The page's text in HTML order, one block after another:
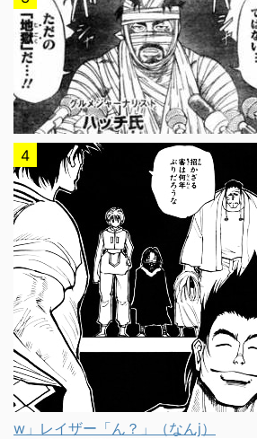
w」レイザー「ん？」（なんj）